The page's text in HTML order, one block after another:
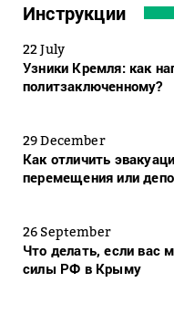
Инструкции
22 July
Узники Кремля: как
политзаключенному?
29 December
Как отличить
перемещения или
26 September
Что делать, если вас
силы РФ в Крыму